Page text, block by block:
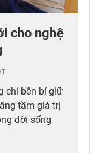
cho nghệ
chỉ bền bỉ giữ
tầm giá trị
đời sống